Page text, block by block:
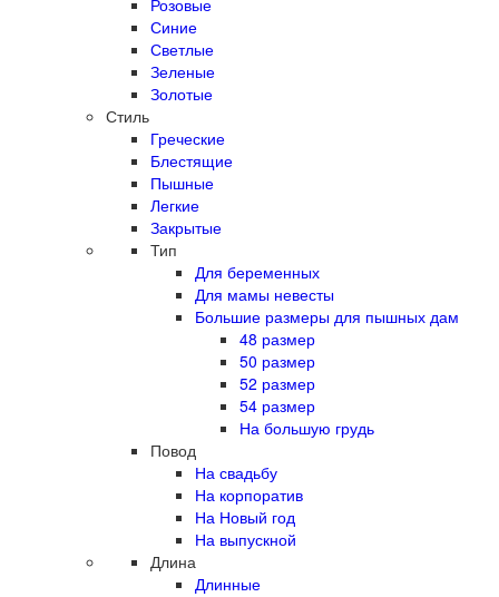
Розовые
Синие
Светлые
Зеленые
Золотые
Стиль
Греческие
Блестящие
Пышные
Легкие
Закрытые
Тип
Для беременных
Для мамы невесты
Большие размеры для пышных дам
48 размер
50 размер
52 размер
54 размер
На большую грудь
Повод
На свадьбу
На корпоратив
На Новый год
На выпускной
Длина
Длинные